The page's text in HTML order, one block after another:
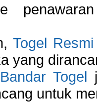
Togel Resmi
yang
Bandar Togel
untuk